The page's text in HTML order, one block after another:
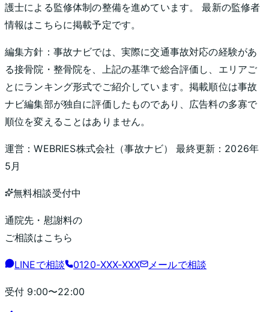
護士による監修体制の整備を進めています。 最新の監修者
情報はこちらに掲載予定です。
編集方針： 事故ナビでは、実際に交通事故対応の経験があ
る接骨院・整骨院を、上記の基準で総合評価し、エリアご
とにランキング形式でご紹介しています。掲載順位は事故
ナビ編集部が独自に評価したものであり、広告料の多寡で
順位を変えることはありません。
運営：WEBRIES株式会社 （事故ナビ） 最終更新： 2026年
5月
無料相談受付中
通院先・慰謝料の
ご相談はこちら
LINEで相談 0120-XXX-XXX メールで相談
受付 9:00〜22:00